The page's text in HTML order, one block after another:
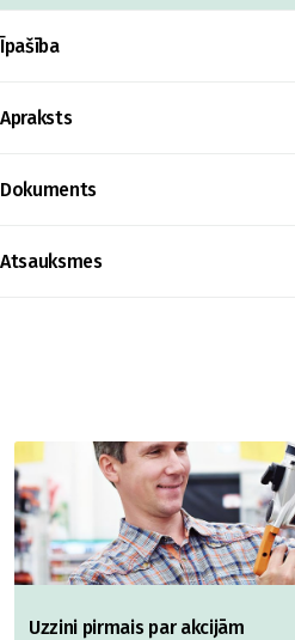
Īpašība
Apraksts
Dokuments
Atsauksmes
Uzzini pirmais par akcijām